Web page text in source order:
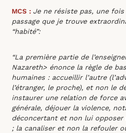
MCS : Je ne résiste pas, une
passage que je trouve
“habité”:
“La première partie de
Nazareth> énonce la règle de
humaines : accueillir l’autre
l’étranger, le proche), et non le
instaurer une relation de force
générale, déjouer la violence,
déconcertant et non lui
; la canaliser et non la refouler